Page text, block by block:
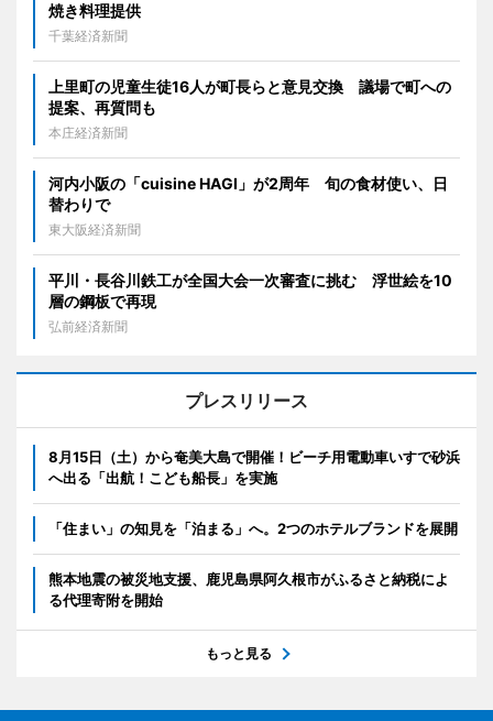
焼き料理提供
千葉経済新聞
上里町の児童生徒16人が町長らと意見交換 議場で町への
提案、再質問も
本庄経済新聞
河内小阪の「cuisine HAGI」が2周年 旬の食材使い、日
替わりで
東大阪経済新聞
平川・長谷川鉄工が全国大会一次審査に挑む 浮世絵を10
層の鋼板で再現
弘前経済新聞
プレスリリース
8月15日（土）から奄美大島で開催！ビーチ用電動車いすで砂浜
へ出る「出航！こども船長」を実施
「住まい」の知見を「泊まる」へ。2つのホテルブランドを展開
熊本地震の被災地支援、鹿児島県阿久根市がふるさと納税によ
る代理寄附を開始
もっと見る